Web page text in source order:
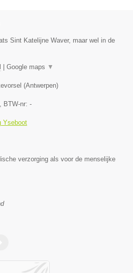
Sint Katelijne Waver, maar wel in de
Google maps ▼
(Antwerpen)
, BTW-nr: -
Yseboot
verzorging als voor de menselijke